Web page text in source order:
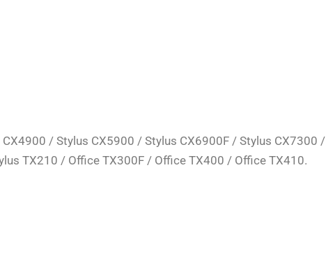
/ Stylus CX5900 / Stylus CX6900F / Stylus CX7300 /
TX210 / Office TX300F / Office TX400 / Office TX410.